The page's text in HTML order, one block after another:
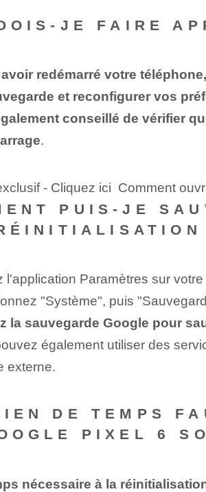
JE FAIRE
redémarré votre
et reconfigurer vos
conseillé de vérifier
.
- Cliquez ici Comment
PUIS-JE
l'application Paramètres sur
"Système", puis
la sauvegarde Google pour
également utiliser des
externe.
DE TEMPS
PIXEL 6
nécessaire à la